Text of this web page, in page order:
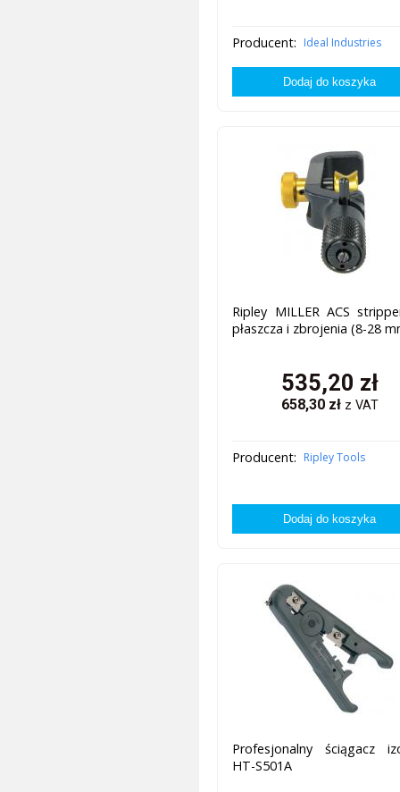
Producent: Ideal Industries
Ripley MILLER ACS
płaszcza i zbrojenia (8-28
535,20 zł
658,30zł z VAT
Producent: Ripley Tools
Profesjonalny ściągacz
HT-S501A